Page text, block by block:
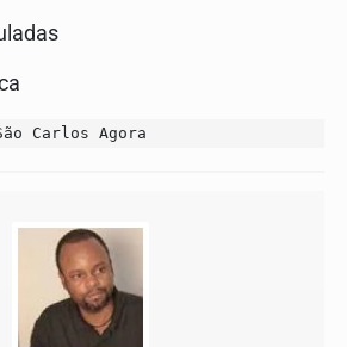
Carlos Agora